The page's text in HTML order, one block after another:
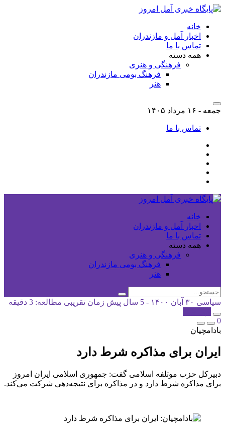
خانه
اخبار آمل و مازندران
تماس با ما
همه دسته
فرهنگی و هنری
فرهنگ بومی مازندران
هنر
جمعه - ۱۶ مرداد ۱۴۰۵
تماس با ما
خانه
اخبار آمل و مازندران
تماس با ما
همه دسته
فرهنگی و هنری
فرهنگ بومی مازندران
هنر
سیاسی ۳۰ آبان ۱۴۰۰ - 5 سال پیش
زمان تقریبی مطالعه: 3 دقیقه
0
بادامچیان
ایران برای مذاکره شرط دارد
دبیرکل حزب موتلفه اسلامی گفت: جمهوری اسلامی ایران امروز
برای مذاکره شرط دارد و در مذاکره برای نتیجه‌دهی شرکت می‌کند.